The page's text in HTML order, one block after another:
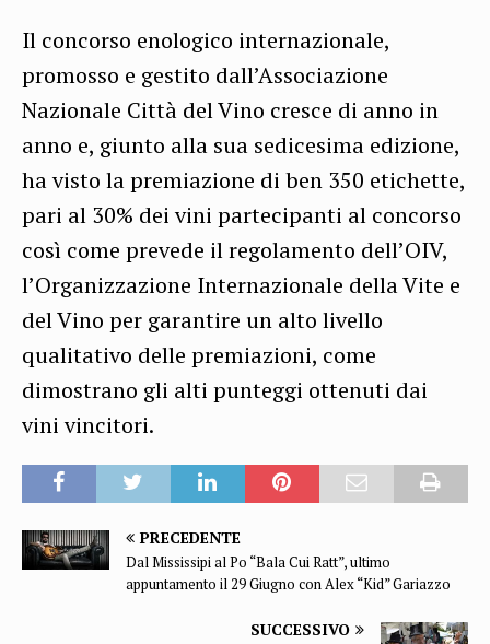
Il concorso enologico internazionale,
promosso e gestito dall’Associazione
Nazionale Città del Vino cresce di anno in
anno e, giunto alla sua sedicesima edizione,
ha visto la premiazione di ben 350 etichette,
pari al 30% dei vini partecipanti al concorso
così come prevede il regolamento dell’OIV,
l’Organizzazione Internazionale della Vite e
del Vino per garantire un alto livello
qualitativo delle premiazioni, come
dimostrano gli alti punteggi ottenuti dai
vini vincitori.
PRECEDENTE
Dal Mississipi al Po “Bala Cui Ratt”, ultimo
appuntamento il 29 Giugno con Alex “Kid” Gariazzo
SUCCESSIVO